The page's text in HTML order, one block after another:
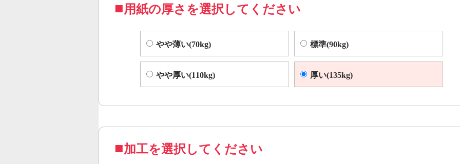
用紙の厚さを選択してください
やや薄い(70kg) 標準(90kg)
やや厚い(110kg) 厚い(135kg)
加工を選択してください